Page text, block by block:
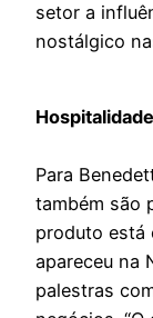
setor a
nostálgico
Hospitalidade
Para
também são
produto está
apareceu na
palestras